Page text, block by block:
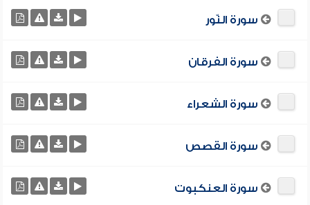
سورة النّور
سورة الفرقان
سورة الشعراء
سورة القصص
سورة العنكبوت